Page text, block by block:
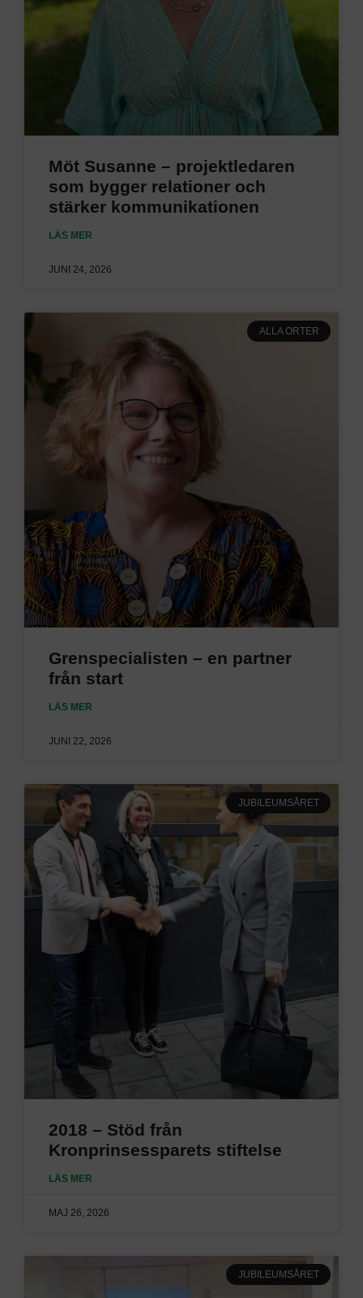
Möt Susanne – projektledaren
som bygger relationer och
stärker kommunikationen
LÄS MER
JUNI 24, 2026
ALLA ORTER
Grenspecialisten – en partner
från start
LÄS MER
JUNI 22, 2026
JUBILEUMSÅRET
2018 – Stöd från
Kronprinsessparets stiftelse
LÄS MER
MAJ 26, 2026
JUBILEUMSÅRET